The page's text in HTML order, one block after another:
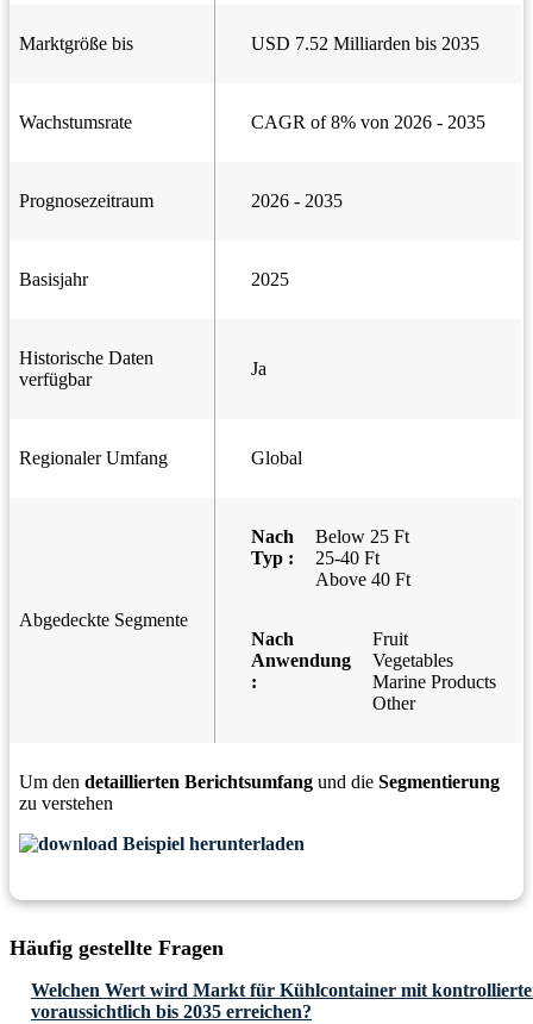
Marktgröße bis USD 7.52 Milliarden bis 2035
Wachstumsrate CAGR of 8% von 2026 - 2035
Prognosezeitraum 2026 - 2035
Basisjahr 2025
Historische Daten
verfügbar
Ja
Regionaler Umfang Global
Abgedeckte Segmente
Nach
Typ :
Below 25 Ft
25-40 Ft
Above 40 Ft
Nach
Anwendung
:
Fruit
Vegetables
Marine Products
Other
Um den detaillierten Berichtsumfang und die Segmentierung
zu verstehen
Beispiel herunterladen
Häufig gestellte Fragen
Welchen Wert wird Markt für Kühlcontainer mit
voraussichtlich bis 2035 erreichen?